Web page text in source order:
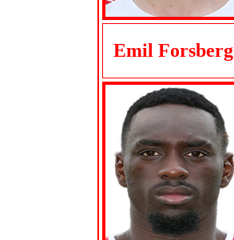
Emil Forsberg